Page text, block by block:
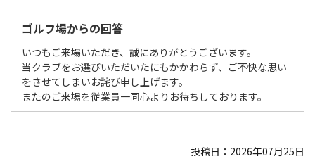
ゴルフ場からの回答
いつもご来場いただき、誠にありがとうございます。
当クラブをお選びいただいたにもかかわらず、ご不快な思い
をさせてしまいお詫び申し上げます。
またのご来場を従業員一同心よりお待ちしております。
投稿日：2026年07月25日